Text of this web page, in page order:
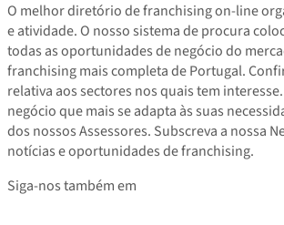
O melhor diretório de franchising on-line
e atividade. O nosso sistema de procura
todas as oportunidades de negócio do
franchising mais completa de Portugal.
relativa aos sectores nos quais tem
negócio que mais se adapta às suas
dos nossos Assessores. Subscreva a nossa
notícias e oportunidades de franchising.
Siga-nos também em